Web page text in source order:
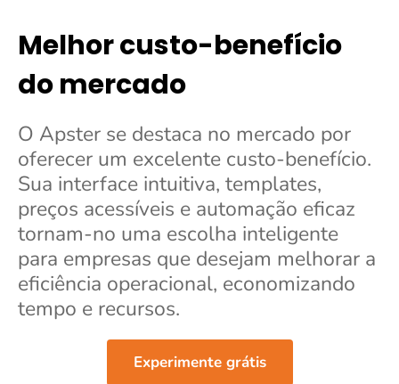
Melhor custo-benefício
do mercado
O Apster se destaca no mercado por
oferecer um excelente custo-benefício.
Sua interface intuitiva, templates,
preços acessíveis e automação eficaz
tornam-no uma escolha inteligente
para empresas que desejam melhorar a
eficiência operacional, economizando
tempo e recursos.
Experimente grátis